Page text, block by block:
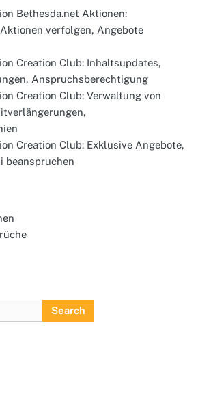
Bethesda.net Aktionen:
verfolgen, Angebote
Creation Club: Inhaltsupdates,
Anspruchsberechtigung
Creation Club: Verwaltung von
Creation Club: Exklusive Angebote,
beanspruchen